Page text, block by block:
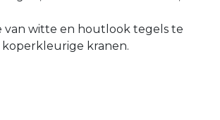
van witte en houtlook tegels te
kranen.